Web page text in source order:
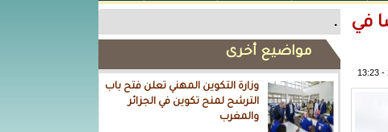
.
مواضيع أخرى
وزارة التكوين المهني تعلن فتح باب
الترشح لمنح تكوين في الجزائر
والمغرب
في